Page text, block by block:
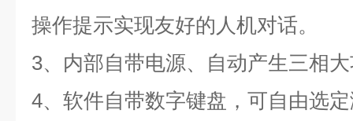
操作提示实现友好的人机对话。
3、内部自带电源、自动产生三相
4、软件自带数字键盘，可自由选